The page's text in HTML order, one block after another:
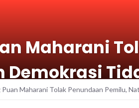
Maharani
Demokrasi
Maharani Tolak Penundaan Pemilu,